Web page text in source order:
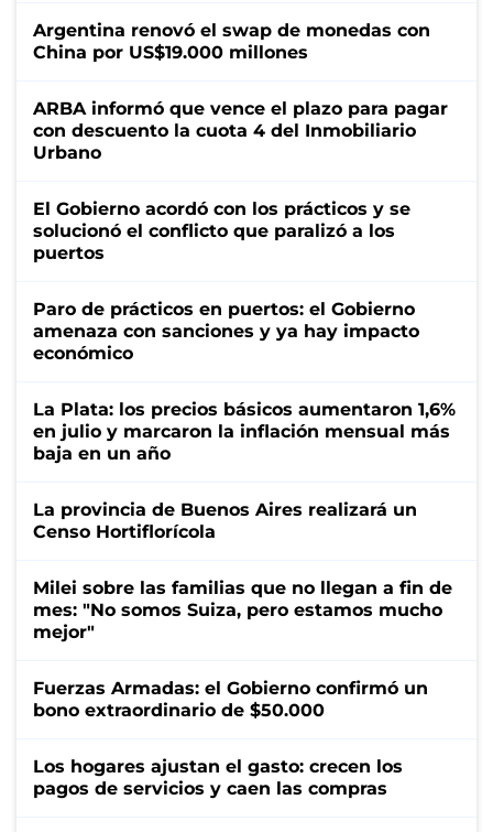
Argentina renovó el swap de monedas con
China por US$19.000 millones
ARBA informó que vence el plazo para pagar
con descuento la cuota 4 del Inmobiliario
Urbano
El Gobierno acordó con los prácticos y se
solucionó el conflicto que paralizó a los
puertos
Paro de prácticos en puertos: el Gobierno
amenaza con sanciones y ya hay impacto
económico
La Plata: los precios básicos aumentaron 1,6%
en julio y marcaron la inflación mensual más
baja en un año
La provincia de Buenos Aires realizará un
Censo Hortiflorícola
Milei sobre las familias que no llegan a fin de
mes: "No somos Suiza, pero estamos mucho
mejor"
Fuerzas Armadas: el Gobierno confirmó un
bono extraordinario de $50.000
Los hogares ajustan el gasto: crecen los
pagos de servicios y caen las compras